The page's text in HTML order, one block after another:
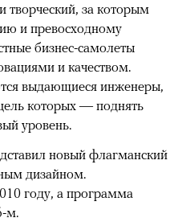
творческий, за которым
и превосходному
бизнес-самолеты
и качеством.
выдающиеся инженеры,
которых — поднять
уровень.
новый флагманский
дизайном.
году, а программа
м.